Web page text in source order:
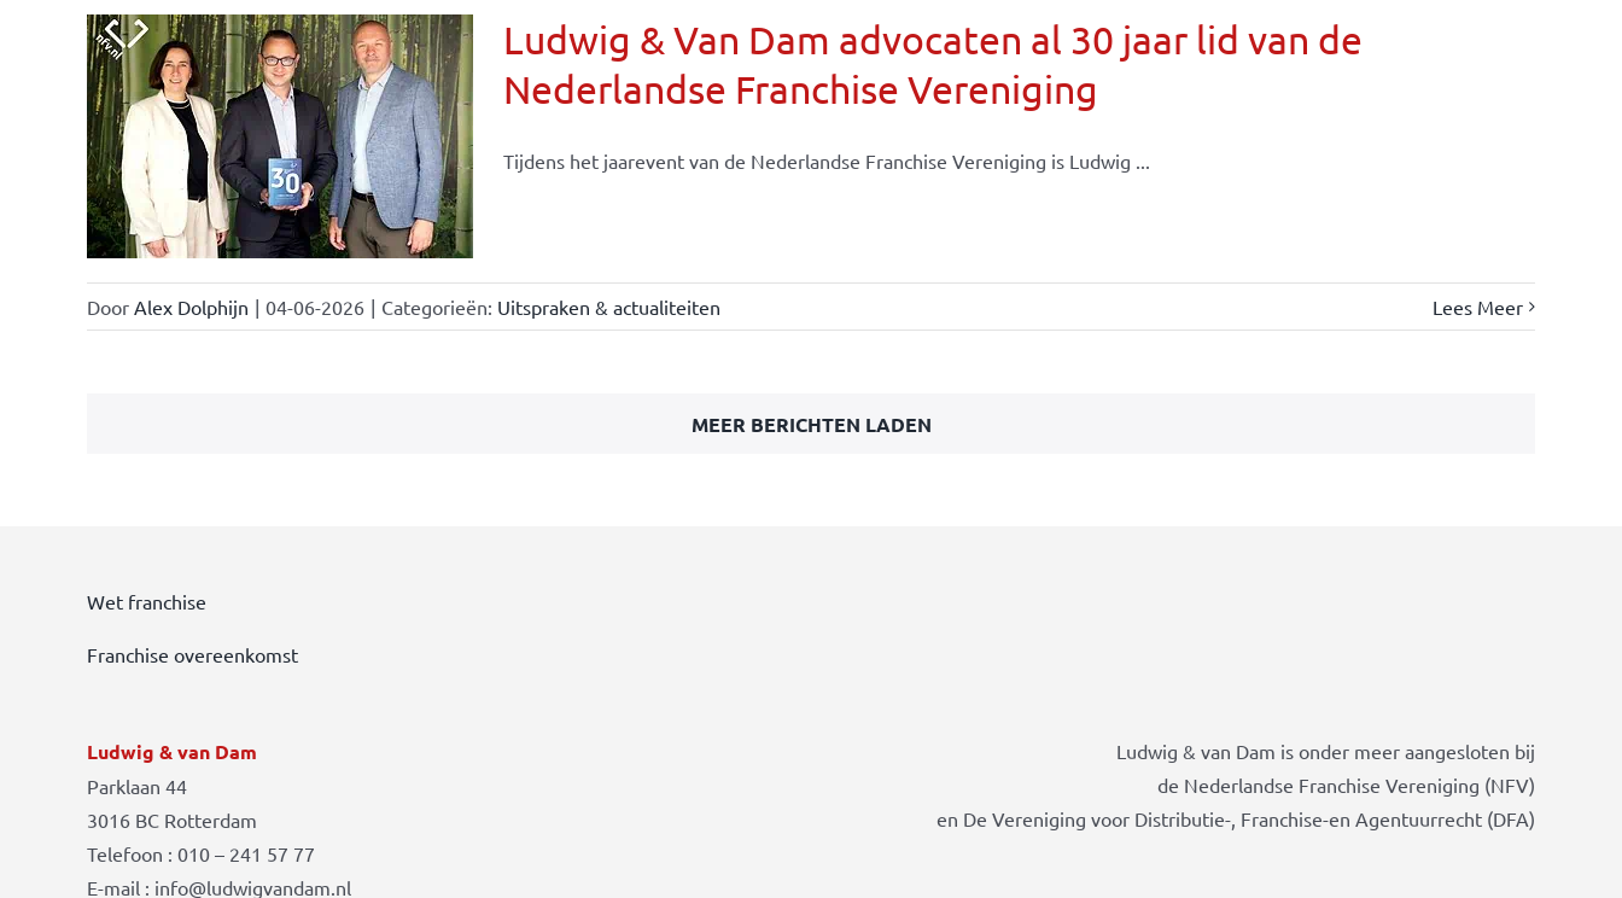
Ludwig & Van Dam advocaten al 30 jaar lid van de
Nederlandse Franchise Vereniging
Tijdens het jaarevent van de Nederlandse Franchise Vereniging is Ludwig ...
Door Alex Dolphijn | 04-06-2026 | Categorieën: Uitspraken & actualiteiten Lees Meer
MEER BERICHTEN LADEN
Wet franchise
Franchise overeenkomst
Ludwig & van Dam
Parklaan 44
3016 BC Rotterdam
Telefoon : 010 – 241 57 77
E-mail : info@ludwigvandam.nl
Ludwig & van Dam is onder meer aangesloten bij
de Nederlandse Franchise Vereniging (NFV)
en De Vereniging voor Distributie-, Franchise-en Agentuurrecht (DFA)